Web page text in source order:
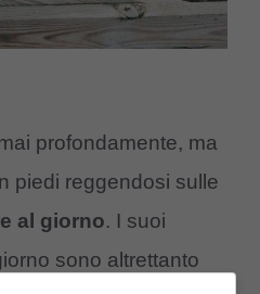
profondamente, ma
piedi reggendosi sulle
al giorno. I suoi
sono altrettanto